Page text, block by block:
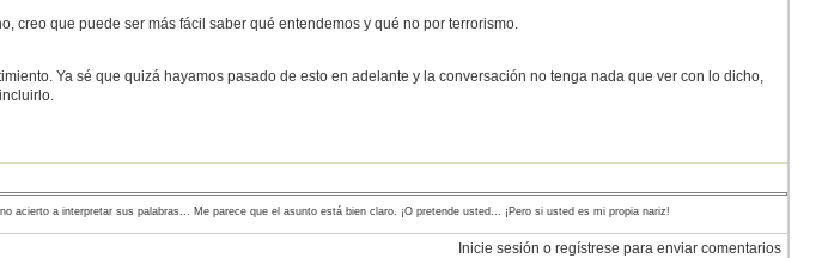
creo que puede ser más fácil saber qué entendemos y qué no por terrorismo.
Ya sé que quizá hayamos pasado de esto en adelante y la conversación no tenga nada que ver con lo dicho,
acierto a interpretar sus palabras... Me parece que el asunto está bien claro. ¡O pretende usted... ¡Pero si usted es mi propia nariz!
Inicie sesión o regístrese para enviar comentarios